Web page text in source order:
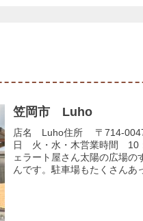
笠岡市 Luho
店名 Luho住所 〒714-0047
日 火・水・木営業時間 10
ェラート屋さん太陽の広場の
んです。駐車場もたくさんあ